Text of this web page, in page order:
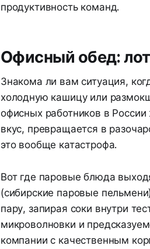
продуктивность команд.
Офисный обед:
Знакома ли вам ситуация,
холодную кашицу или
офисных работников в
вкус, превращается в
это вообще катастрофа.
Вот где паровые блюда
(сибирские паровые
пару, запирая соки внутри
микроволновки и
компании с качественным